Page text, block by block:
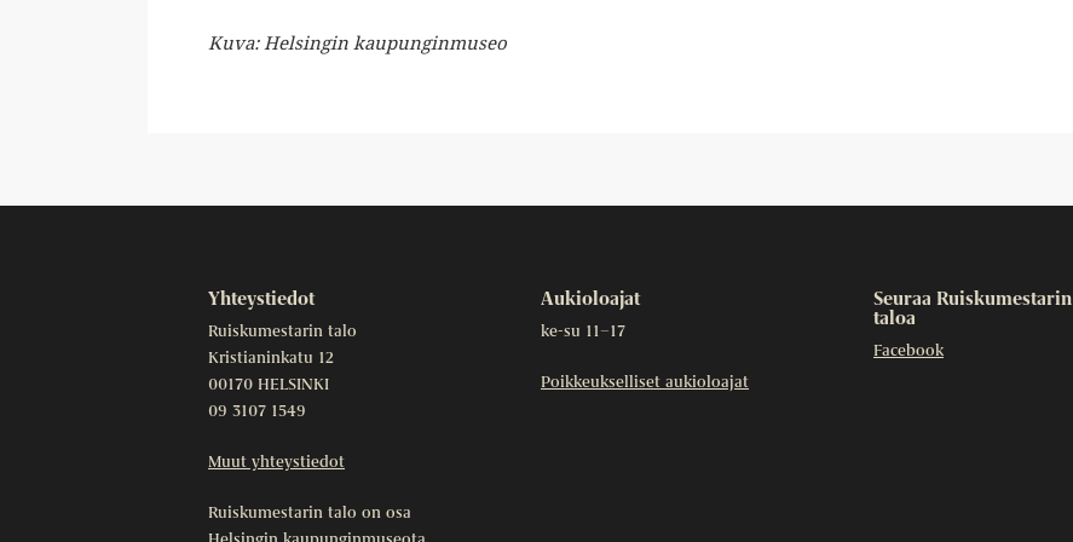
Kuva: Helsingin kaupunginmuseo
Yhteystiedot
Ruiskumestarin talo
Kristianinkatu 12
00170 HELSINKI
09 3107 1549
Muut yhteystiedot
Ruiskumestarin talo on osa
Aukioloajat
ke-su 11–17
Poikkeukselliset aukioloajat
Seuraa Ruiskumestarin
taloa
Facebook